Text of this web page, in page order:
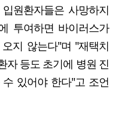
원환자들은 사망하지
투여하면 바이러스가
지 않는다"며 "재택치
자 등도 초기에 병원 진
있어야 한다"고 조언